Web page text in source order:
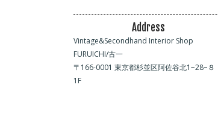
Address
Vintage&Secondhand Interior Shop
FURUICHI/古一
〒166-0001 東京都杉並区阿佐谷北1−28−８
1F